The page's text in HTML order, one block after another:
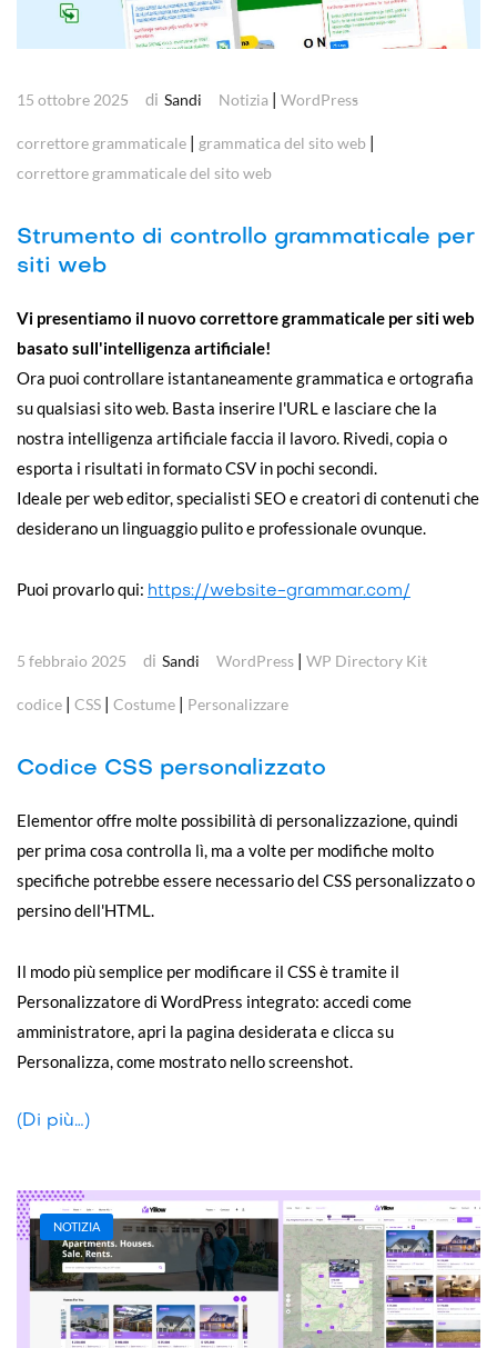
15 ottobre 2025 di Sandi Notizia WordPress
correttore grammaticale grammatica del sito web
correttore grammaticale del sito web
Strumento di controllo grammaticale per
siti web
Vi presentiamo il nuovo correttore grammaticale per siti web
basato sull'intelligenza artificiale!
Ora puoi controllare istantaneamente grammatica e ortografia
su qualsiasi sito web. Basta inserire l'URL e lasciare che la
nostra intelligenza artificiale faccia il lavoro. Rivedi, copia o
esporta i risultati in formato CSV in pochi secondi.
Ideale per web editor, specialisti SEO e creatori di contenuti che
desiderano un linguaggio pulito e professionale ovunque.
Puoi provarlo qui: https://website-grammar.com/
5 febbraio 2025 di Sandi WordPress WP Directory Kit
codice CSS Costume Personalizzare
Codice CSS personalizzato
Elementor offre molte possibilità di personalizzazione, quindi
per prima cosa controlla lì, ma a volte per modifiche molto
specifiche potrebbe essere necessario del CSS personalizzato o
persino dell'HTML.
Il modo più semplice per modificare il CSS è tramite il
Personalizzatore di WordPress integrato: accedi come
amministratore, apri la pagina desiderata e clicca su
Personalizza, come mostrato nello screenshot.
(Di più…)
NOTIZIA